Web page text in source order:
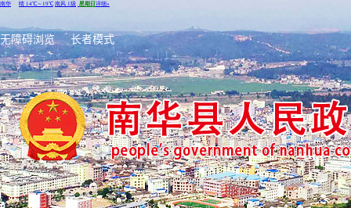
无障碍浏览 长者模式